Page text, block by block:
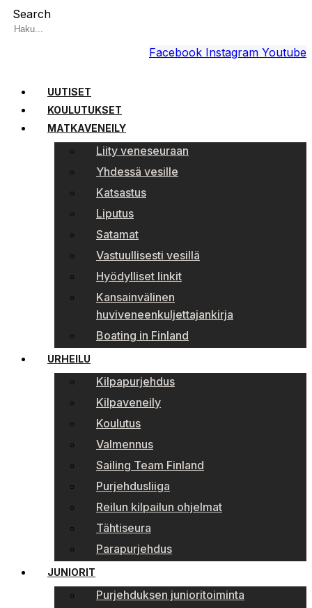
Search
Facebook Instagram Youtube
UUTISET
KOULUTUKSET
MATKAVENEILY
Liity veneseuraan
Yhdessä vesille
Katsastus
Liputus
Satamat
Vastuullisesti vesillä
Hyödylliset linkit
Kansainvälinen
huviveneenkuljettajankirja
Boating in Finland
URHEILU
Kilpapurjehdus
Kilpaveneily
Koulutus
Valmennus
Sailing Team Finland
Purjehdusliiga
Reilun kilpailun ohjelmat
Tähtiseura
Parapurjehdus
JUNIORIT
Purjehduksen junioritoiminta